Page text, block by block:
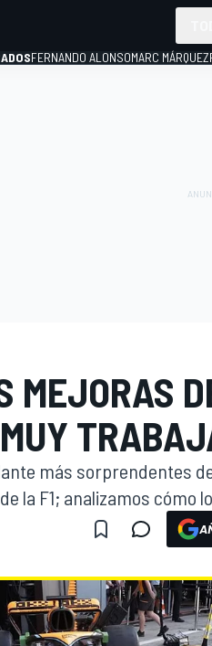
FERNANDO ALONSOMARC MÁRQUEZ
MEJORAS
más sorprendentes
la F1; analizamos cómo